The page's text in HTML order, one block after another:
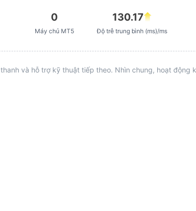
0
Máy chủ MT5
130.17
Độ trễ trung bình (ms)/ms
và hỗ trợ kỹ thuật tiếp theo. Nhìn chung, hoạt động